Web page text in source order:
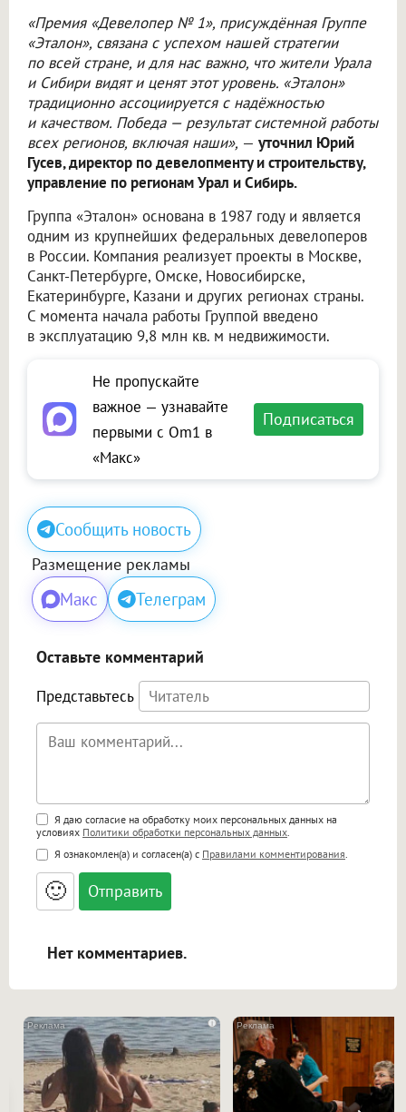
«Премия «Девелопер № 1», присуждённая Группе
«Эталон», связана с успехом нашей стратегии
по всей стране, и для нас важно, что жители Урала
и Сибири видят и ценят этот уровень. «Эталон»
традиционно ассоциируется с надёжностью
и качеством. Победа — результат системной работы
всех регионов, включая наши», — уточнил Юрий
Гусев, директор по девелопменту и строительству,
управление по регионам Урал и Сибирь.
Группа «Эталон» основана в 1987 году и является
одним из крупнейших федеральных девелоперов
в России. Компания реализует проекты в Москве,
Санкт-Петербурге, Омске, Новосибирске,
Екатеринбурге, Казани и других регионах страны.
С момента начала работы Группой введено
в эксплуатацию 9,8 млн кв. м недвижимости.
Не пропускайте
важное — узнавайте
первыми с Om1 в
«Макс»
Подписаться
Сообщить новость
Размещение рекламы
Макс Телеграм
Оставьте комментарий
Представьтесь
Поддержка HTML
<b>, <strong>, <u>, <i>, <em>, <s>, <big>,
<small>, <sup>, <sub>, <pre>, <ul>, <ol>, <li>,
<blockquote>, <code> экранирует HTML,
адреса URL автоматически становятся
ссылками, и [img]адрес[/img] будет
Я даю согласие на обработку моих персональных данных на
условиях Политики обработки персональных данных.
Я ознакомлен(а) и согласен(а) с Правилами комментирования.
🙂
Нет комментариев.
i